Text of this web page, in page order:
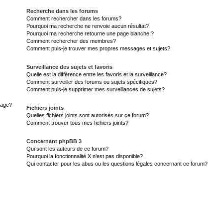
Recherche dans les forums
Comment rechercher dans les forums?
Pourquoi ma recherche ne renvoie aucun résultat?
Pourquoi ma recherche retourne une page blanche!?
Comment rechercher des membres?
Comment puis-je trouver mes propres messages et sujets?
Surveillance des sujets et favoris
Quelle est la différence entre les favoris et la surveillance?
Comment surveiller des forums ou sujets spécifiques?
Comment puis-je supprimer mes surveillances de sujets?
Fichiers joints
Quelles fichiers joints sont autorisés sur ce forum?
Comment trouver tous mes fichiers joints?
Concernant phpBB 3
Qui sont les auteurs de ce forum?
Pourquoi la fonctionnalité X n’est pas disponible?
Qui contacter pour les abus ou les questions légales concernant ce forum?